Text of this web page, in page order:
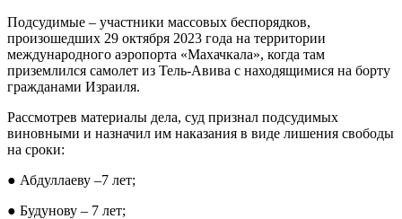
Подсудимые – участники массовых беспорядков,
произошедших 29 октября 2023 года на территории
международного аэропорта «Махачкала», когда там
приземлился самолет из Тель-Авива с находящимися на борту
гражданами Израиля.
Рассмотрев материалы дела, суд признал подсудимых
виновными и назначил им наказания в виде лишения свободы
на сроки:
● Абдуллаеву –7 лет;
● Будунову – 7 лет;